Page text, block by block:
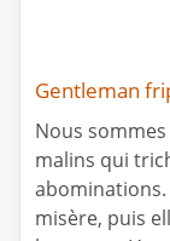
Gentleman
Nous
malins qui
misère, puis